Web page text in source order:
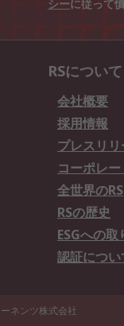
シーに従って
RSについて
会社概要
採用情報
プレスリ
コーポレ
全世界のRS
RSの歴史
ESGへの取
認証につい
ネンツ株式会社